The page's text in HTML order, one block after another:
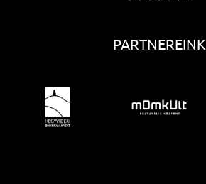
PARTNEREINK